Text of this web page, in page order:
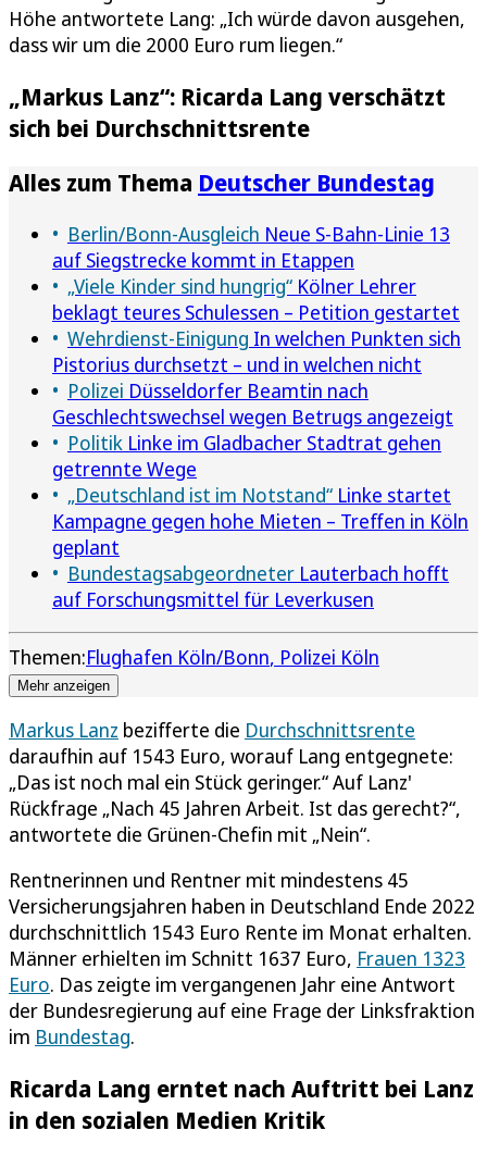
Höhe antwortete Lang: „Ich würde davon ausgehen,
dass wir um die 2000 Euro rum liegen.“
„Markus Lanz“: Ricarda Lang verschätzt
sich bei Durchschnittsrente
Alles zum Thema Deutscher Bundestag
Berlin/Bonn-Ausgleich Neue S-Bahn-Linie 13
auf Siegstrecke kommt in Etappen
„Viele Kinder sind hungrig“ Kölner Lehrer
beklagt teures Schulessen – Petition gestartet
Wehrdienst-Einigung In welchen Punkten sich
Pistorius durchsetzt – und in welchen nicht
Polizei Düsseldorfer Beamtin nach
Geschlechtswechsel wegen Betrugs angezeigt
Politik Linke im Gladbacher Stadtrat gehen
getrennte Wege
„Deutschland ist im Notstand“ Linke startet
Kampagne gegen hohe Mieten – Treffen in Köln
geplant
Bundestagsabgeordneter Lauterbach hofft
auf Forschungsmittel für Leverkusen
Themen:Flughafen Köln/Bonn Polizei Köln
Mehr anzeigen
Markus Lanz bezifferte die Durchschnittsrente
daraufhin auf 1543 Euro, worauf Lang entgegnete:
„Das ist noch mal ein Stück geringer.“ Auf Lanz'
Rückfrage „Nach 45 Jahren Arbeit. Ist das gerecht?“,
antwortete die Grünen-Chefin mit „Nein“.
Rentnerinnen und Rentner mit mindestens 45
Versicherungsjahren haben in Deutschland Ende 2022
durchschnittlich 1543 Euro Rente im Monat erhalten.
Männer erhielten im Schnitt 1637 Euro, Frauen 1323
Euro. Das zeigte im vergangenen Jahr eine Antwort
der Bundesregierung auf eine Frage der Linksfraktion
im Bundestag.
Ricarda Lang erntet nach Auftritt bei Lanz
in den sozialen Medien Kritik